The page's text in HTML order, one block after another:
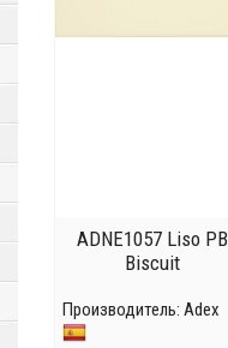
ADNE1057 Liso PB
Biscuit
Производитель: Adex